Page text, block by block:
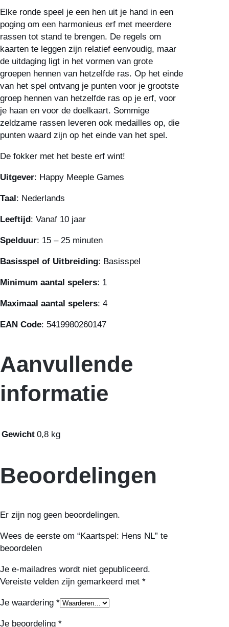
Elke ronde speel je een hen uit je hand in een
poging om een harmonieus erf met meerdere
rassen tot stand te brengen. De regels om
kaarten te leggen zijn relatief eenvoudig, maar
de uitdaging ligt in het vormen van grote
groepen hennen van hetzelfde ras. Op het einde
van het spel ontvang je punten voor je grootste
groep hennen van hetzelfde ras op je erf, voor
je haan en voor de doelkaart. Sommige
zeldzame rassen leveren ook medailles op, die
punten waard zijn op het einde van het spel.
De fokker met het beste erf wint!
Uitgever: Happy Meeple Games
Taal: Nederlands
Leeftijd: Vanaf 10 jaar
Spelduur: 15 – 25 minuten
Basisspel of Uitbreiding: Basisspel
Minimum aantal spelers: 1
Maximaal aantal spelers: 4
EAN Code: 5419980260147
Aanvullende
informatie
Gewicht 0,8 kg
Beoordelingen
Er zijn nog geen beoordelingen.
Wees de eerste om “Kaartspel: Hens NL” te
beoordelen
Je e-mailadres wordt niet gepubliceerd.
Vereiste velden zijn gemarkeerd met *
Je waardering *
Je beoordeling *